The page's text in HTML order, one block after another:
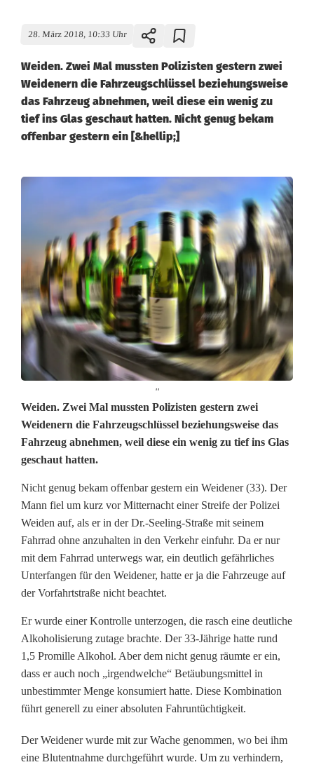
28. März 2018, 10:33 Uhr
Weiden. Zwei Mal mussten Polizisten gestern zwei
Weidenern die Fahrzeugschlüssel beziehungsweise
das Fahrzeug abnehmen, weil diese ein wenig zu
tief ins Glas geschaut hatten. Nicht genug bekam
offenbar gestern ein [&hellip;]
''
Z
u
t
i
e
f
i
n
s
G
l
a
g
Weiden. Zwei Mal mussten Polizisten gestern zwei
Weidenern die Fahrzeugschlüssel beziehungsweise das
Fahrzeug abnehmen, weil diese ein wenig zu tief ins Glas
geschaut hatten.
Nicht genug bekam offenbar gestern ein Weidener (33). Der
Mann fiel um kurz vor Mitternacht einer Streife der Polizei
Weiden auf, als er in der Dr.-Seeling-Straße mit seinem
Fahrrad ohne anzuhalten in den Verkehr einfuhr. Da er nur
mit dem Fahrrad unterwegs war, ein deutlich gefährliches
Unterfangen für den Weidener, hatte er ja die Fahrzeuge auf
der Vorfahrtstraße nicht beachtet.
Er wurde einer Kontrolle unterzogen, die rasch eine deutliche
Alkoholisierung zutage brachte. Der 33-Jährige hatte rund
1,5 Promille Alkohol. Aber dem nicht genug räumte er ein,
dass er auch noch „irgendwelche“ Betäubungsmittel in
unbestimmter Menge konsumiert hatte. Diese Kombination
führt generell zu einer absoluten Fahruntüchtigkeit.
Der Weidener wurde mit zur Wache genommen, wo bei ihm
eine Blutentnahme durchgeführt wurde. Um zu verhindern,